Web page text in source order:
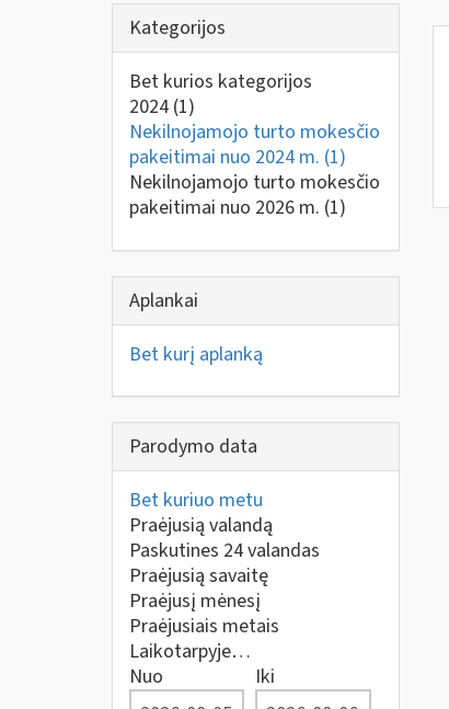
Kategorijos
Bet kurios kategorijos
2024 (1)
Nekilnojamojo turto mokesčio
pakeitimai nuo 2024 m. (1)
Nekilnojamojo turto mokesčio
pakeitimai nuo 2026 m. (1)
Aplankai
Bet kurį aplanką
Parodymo data
Bet kuriuo metu
Praėjusią valandą
Paskutines 24 valandas
Praėjusią savaitę
Praėjusį mėnesį
Praėjusiais metais
Laikotarpyje…
Nuo
Iki